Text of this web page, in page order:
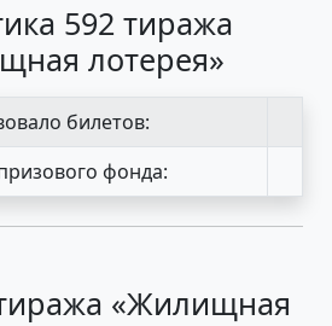
592 тиража
лотерея»
билетов:
фонда:
«Жилищная